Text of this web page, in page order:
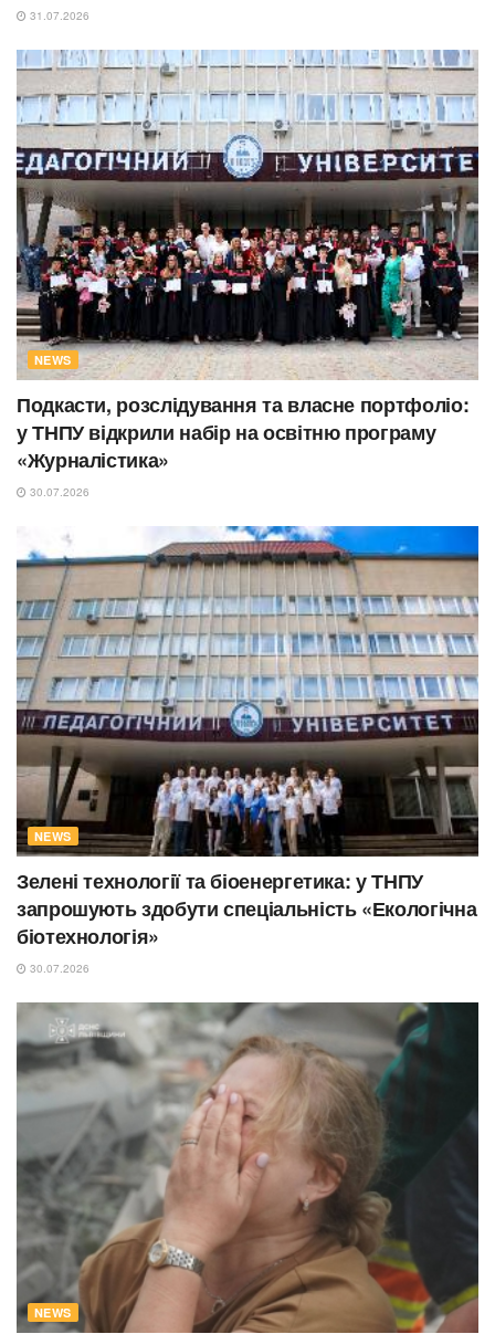
31.07.2026
NEWS
Подкасти, розслідування та власне портфоліо:
у ТНПУ відкрили набір на освітню програму
«Журналістика»
30.07.2026
NEWS
Зелені технології та біоенергетика: у ТНПУ
запрошують здобути спеціальність «Екологічна
біотехнологія»
30.07.2026
NEWS